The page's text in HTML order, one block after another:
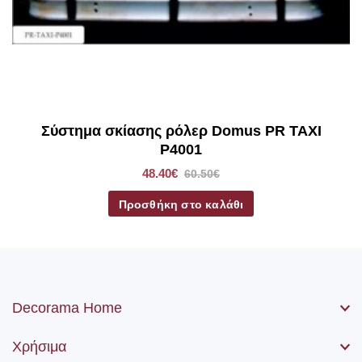
Σύστημα σκίασης ρόλερ Domus PR TAXI
P4001
48.40€ 60.50€
Προσθήκη στο καλάθι
Decorama Home
Χρήσιμα